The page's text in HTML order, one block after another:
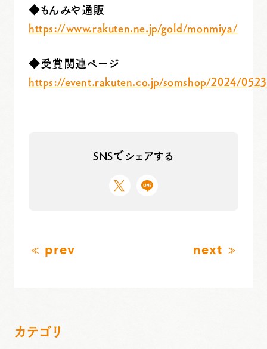
◆もんみや通販
https://www.rakuten.ne.jp/gold/monmiya/
◆受賞関連ページ
https://event.rakuten.co.jp/somshop/2024/
SNSでシェアする
prev next
カテゴリ